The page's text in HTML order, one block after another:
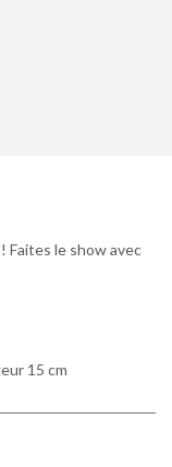
Faites le show avec
15 cm